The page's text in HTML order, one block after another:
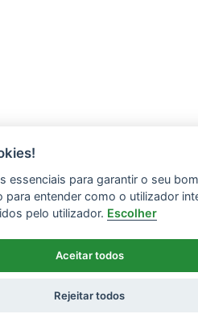
essenciais para garantir o seu
para entender como o utilizador
pelo utilizador. Escolher
Aceitar todos
Rejeitar todos